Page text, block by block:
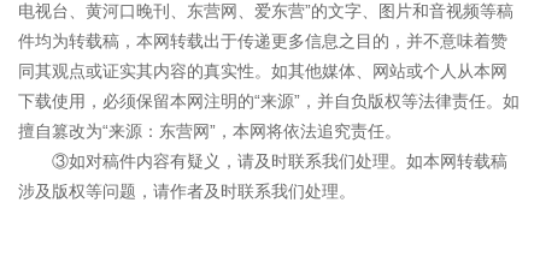
电视台、黄河口晚刊、东营网、爱东营”的文字、图片和音视频等稿
件均为转载稿，本网转载出于传递更多信息之目的，并不意味着赞
同其观点或证实其内容的真实性。如其他媒体、网站或个人从本网
下载使用，必须保留本网注明的“来源”，并自负版权等法律责任。如
擅自篡改为“来源：东营网”，本网将依法追究责任。
③如对稿件内容有疑义，请及时联系我们处理。如本网转载稿
涉及版权等问题，请作者及时联系我们处理。